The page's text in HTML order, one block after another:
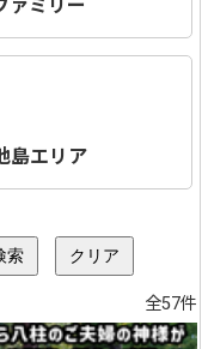
ァミリー
島エリア
全57件